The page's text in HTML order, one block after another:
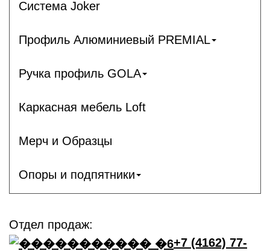
Система Joker
Профиль Алюминиевый PREMIAL
Ручка профиль GOLA
Каркасная мебель Loft
Мерч и Образцы
Опоры и подпятники
Отдел продаж:
+7 (4162) 77-